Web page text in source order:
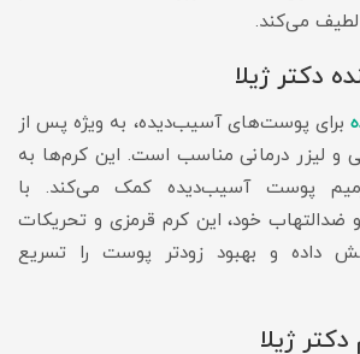
می‌کند.
برای پوست‌های آسیب‌دیده، به ویژه پس از
و لیزر درمانی مناسب است. این کرم‌ها به
پوست آسیب‌دیده کمک می‌کند. با
ضدالتهاب خود، این کرم قرمزی و تحریکات
داده و بهبود زودتر پوست را تسریع